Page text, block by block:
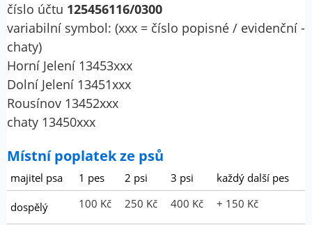
číslo účtu 125456116/0300
variabilní symbol: (xxx = číslo popisné / evidenční -
chaty)
Horní Jelení 13453xxx
Dolní Jelení 13451xxx
Rousínov 13452xxx
chaty 13450xxx
Místní poplatek ze psů
majitel psa 1 pes 2 psi 3 psi každý další pes
dospělý 100 Kč 250 Kč 400 Kč + 150 Kč